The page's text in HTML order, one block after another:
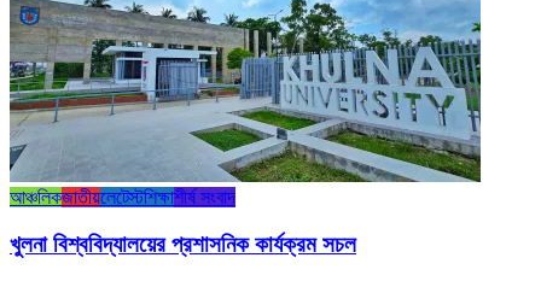
আঞ্চলিকজাতীয়লেটেস্টশিক্ষাশীর্ষ সংবাদ
খুলনা বিশ্ববিদ্যালয়ের প্রশাসনিক কার্যক্রম সচল